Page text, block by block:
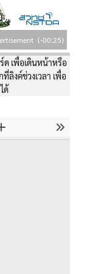
(-00:25)
เพื่อเดินหน้าหรือ
ลิงค์ช่วงเวลา เพื่อ
ด้